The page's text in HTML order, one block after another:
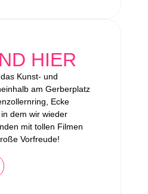
HIER
Kunst- und
am Gerberplatz
Ecke
dem wir wieder
mit tollen Filmen
Vorfreude!